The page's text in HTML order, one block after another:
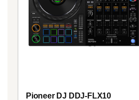
Pioneer DJ DDJ-FLX10